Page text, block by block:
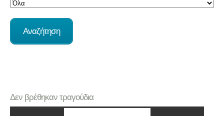
Δεν βρέθηκαν τραγούδια